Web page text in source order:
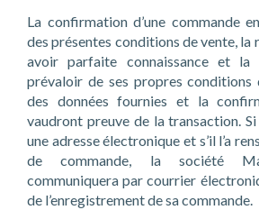
La confirmation d’une commande
des présentes conditions de vente, la
avoir parfaite connaissance et la
prévaloir de ses propres conditions
des données fournies et la
vaudront preuve de la transaction. Si
une adresse électronique et s’il l’a
de commande, la société
communiquera par courrier
de l’enregistrement de sa commande.